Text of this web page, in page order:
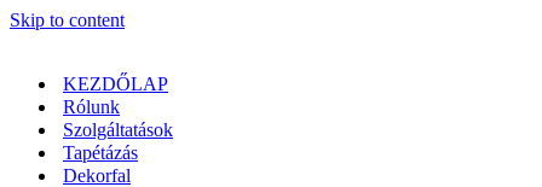
Skip to content
KEZDŐLAP
Rólunk
Szolgáltatások
Tapétázás
Dekorfal